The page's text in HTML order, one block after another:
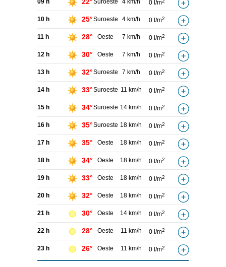
09 h 22°Suroeste 4 km/h 0 l/m
10 h 25°Suroeste 4 km/h 0 l/m2
11 h 28° Oeste 7 km/h 0 l/m2
12 h 30° Oeste 7 km/h 0 l/m2
13 h 32°Suroeste 7 km/h 0 l/m2
14 h 33°Suroeste 11 km/h 0 l/m2
15 h 34°Suroeste 14 km/h 0 l/m2
16 h 35°Suroeste 18 km/h 0 l/m2
17 h 35° Oeste 18 km/h 0 l/m2
18 h 34° Oeste 18 km/h 0 l/m2
19 h 33° Oeste 18 km/h 0 l/m2
20 h 32° Oeste 18 km/h 0 l/m2
21 h 30° Oeste 14 km/h 0 l/m2
22 h 28° Oeste 11 km/h 0 l/m2
23 h 26° Oeste 11 km/h 0 l/m2